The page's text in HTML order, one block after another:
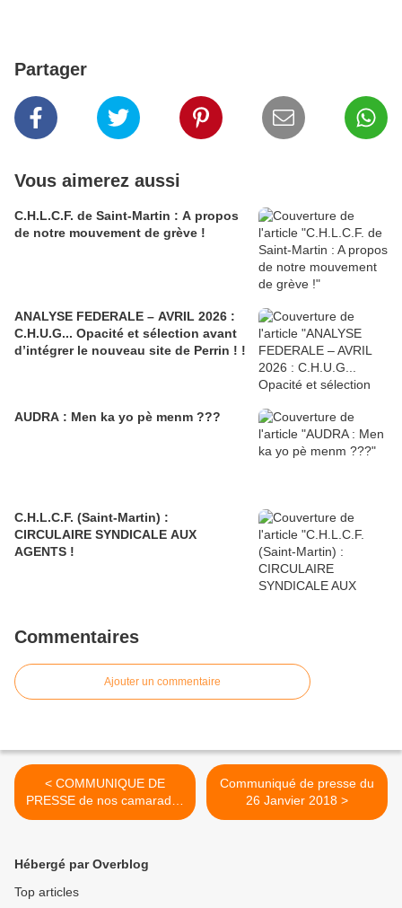
Partager
Vous aimerez aussi
C.H.L.C.F. de Saint-Martin : A propos
de notre mouvement de grève !
ANALYSE FEDERALE – AVRIL 2026 :
C.H.U.G... Opacité et sélection avant
d’intégrer le nouveau site de Perrin ! !
AUDRA : Men ka yo pè menm ???
C.H.L.C.F. (Saint-Martin) :
CIRCULAIRE SYNDICALE AUX
AGENTS !
Commentaires
Ajouter un commentaire
< COMMUNIQUE DE
PRESSE de nos camarades
CGTG du CHU de
Communiqué de presse du
26 Janvier 2018 >
Hébergé par Overblog
Top articles